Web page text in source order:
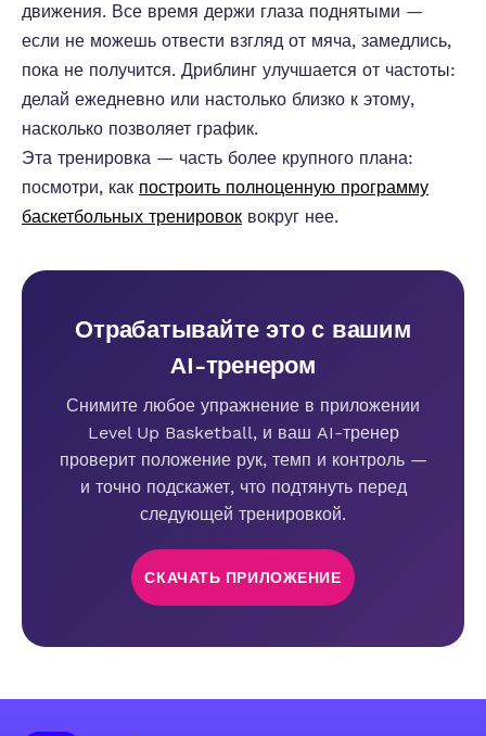
движения. Все время держи глаза поднятыми —
если не можешь отвести взгляд от мяча, замедлись,
пока не получится. Дриблинг улучшается от частоты:
делай ежедневно или настолько близко к этому,
насколько позволяет график.
Эта тренировка — часть более крупного плана:
посмотри, как построить полноценную программу
баскетбольных тренировок вокруг нее.
Отрабатывайте это с вашим
AI-тренером
Снимите любое упражнение в приложении
Level Up Basketball, и ваш AI-тренер
проверит положение рук, темп и контроль —
и точно подскажет, что подтянуть перед
следующей тренировкой.
СКАЧАТЬ ПРИЛОЖЕНИЕ